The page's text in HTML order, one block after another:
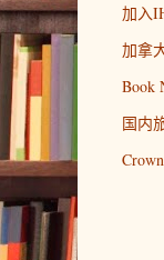
加入
加拿
Book
国内